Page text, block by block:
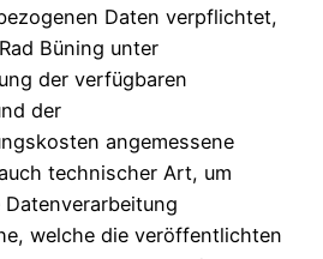
Daten verpflichtet,
Büning unter
der verfügbaren
der
angemessene
technischer Art, um
welche die veröffentlichten